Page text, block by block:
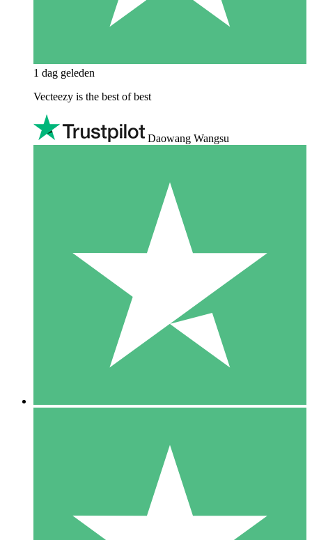
1 dag geleden
Vecteezy is the best of best
Daowang Wangsu